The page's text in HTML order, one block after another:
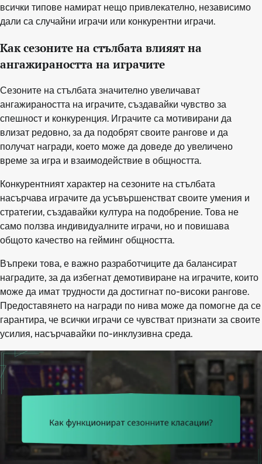
всички типове намират нещо привлекателно, независимо
дали са случайни играчи или конкурентни играчи.
Как сезоните на стълбата влияят на
ангажираността на играчите
Сезоните на стълбата значително увеличават
ангажираността на играчите, създавайки чувство за
спешност и конкуренция. Играчите са мотивирани да
влизат редовно, за да подобрят своите рангове и да
получат награди, което може да доведе до увеличено
време за игра и взаимодействие в общността.
Конкурентният характер на сезоните на стълбата
насърчава играчите да усъвършенстват своите умения и
стратегии, създавайки култура на подобрение. Това не
само ползва индивидуалните играчи, но и повишава
общото качество на гейминг общността.
Въпреки това, е важно разработчиците да балансират
наградите, за да избегнат демотивиране на играчите, които
може да имат трудности да достигнат по-високи рангове.
Предоставянето на награди по нива може да помогне да се
гарантира, че всички играчи се чувстват признати за своите
усилия, насърчавайки по-инклузивна среда.